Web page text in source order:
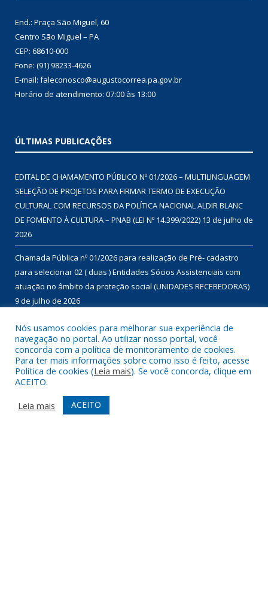
End.: Praça São Miguel, 60
Centro São Miguel – PA
CEP: 68610-000
Fone: (91) 98233-4626
E-mail: faleconosco@augustocorrea.pa.gov.br
Horário de atendimento: 07:00 às 13:00
ÚLTIMAS PUBLICAÇÕES
EDITAL DE CHAMAMENTO PÚBLICO Nº 01/2026 – MULTILINGUAGEM
SELEÇÃO DE PROJETOS PARA FIRMAR TERMO DE EXECUÇÃO
CULTURAL COM RECURSOS DA POLÍTICA NACIONAL ALDIR BLANC
DE FOMENTO À CULTURA – PNAB (LEI Nº 14.399/2022) 13 de julho de
2026
Chamada Pública nº 01/2026 para realização de Pré- cadastro
para selecionar 02 ( duas ) Entidades Sócios Assistenciais com
atuação no âmbito da proteção social (UNIDADES RECEBEDORAS)
9 de julho de 2026
Chamada Pública nº 01/2026 para aquisição de gêneros
alimentícios da agricultura familiar, com dispensa de licitação, no
âmbito do Programa de Aquisição de Alimentos – modalidade
compra com doação simultânea – para doação às instituições
que assistam famílias em situação de desproteção social e
insegurança alimentar, conforme disposto no Termo de Adesão
nº 01460/2022.
9 de julho de 2026
Nós usamos cookies para melhorar sua experiência de
navegação no portal. Ao utilizar nosso portal, você
concorda com a política de monitoramento de cookies.
Para ter mais informações sobre como isso é feito, acesse
Política de cookies (Leia mais). Se você concorda, clique em
ACEITO.
Leia mais
ACEITO